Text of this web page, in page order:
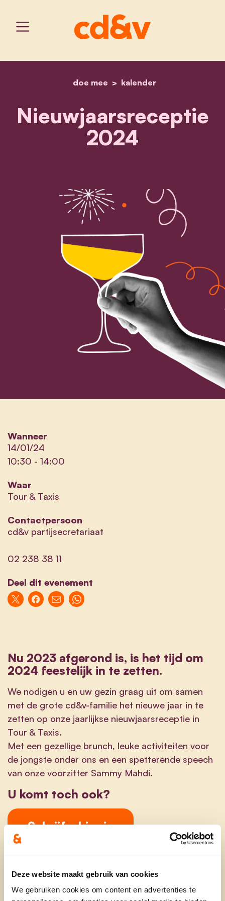
Deze website maakt gebruik van cookies
We gebruiken cookies om content en advertenties te
home
doe mee kalender
nieuwjaarsreceptie 2024
Nieuwjaarsreceptie
2024
Wanneer
14/01/24
10:30 - 14:00
Waar
Tour & Taxis
Contactpersoon
cd&v partijsecretariaat
02 238 38 11
Deel dit evenement
Nu 2023 afgerond is, is het tijd om
2024 feestelijk in te zetten.
We nodigen u en uw gezin graag uit om samen
met de grote cd&v-familie het nieuwe jaar in te
zetten op onze jaarlijkse nieuwjaarsreceptie in
Tour & Taxis.
Met een gezellige brunch, leuke activiteiten voor
de jongste onder ons en een spetterende speech
van onze voorzitter Sammy Mahdi.
U komt toch ook?
Schrijf u hier in
Openbaar vervoer: